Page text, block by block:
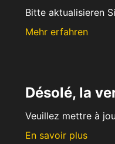
Bitte aktualisieren
Mehr erfahren
Désolé, la
Veuillez mettre à
En savoir plus